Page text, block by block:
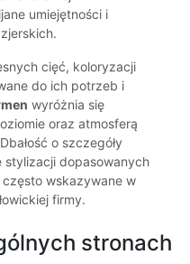
umiejętności i
cięć, koloryzacji
do ich potrzeb i
wyróżnia się
oraz atmosferą
o szczegóły
stylizacji dopasowanych
wskazywane w
firmy.
stronach